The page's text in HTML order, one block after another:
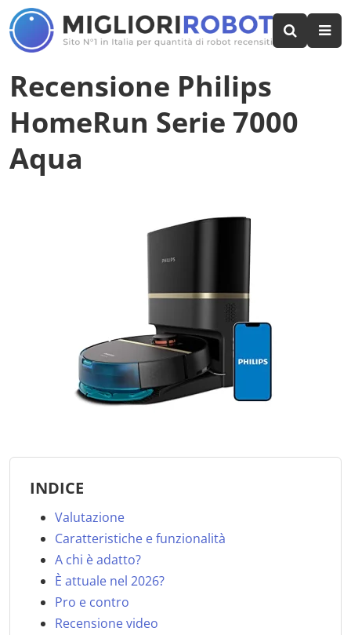
Recensione Philips
HomeRun Serie 7000
Aqua
INDICE
Valutazione
Caratteristiche e funzionalità
A chi è adatto?
È attuale nel 2026?
Pro e contro
Recensione video